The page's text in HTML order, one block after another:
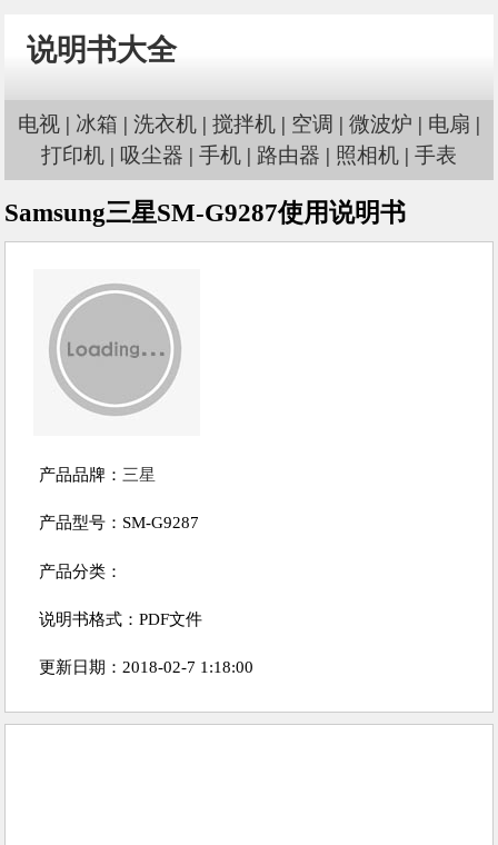
说明书大全
电视 | 冰箱 | 洗衣机 | 搅拌机 | 空调 | 微波炉 | 电扇 |
打印机 | 吸尘器 | 手机 | 路由器 | 照相机 | 手表
Samsung三星SM-G9287使用说明书
产品品牌： 三星
产品型号：SM-G9287
产品分类：
说明书格式：PDF文件
更新日期：2018-02-7 1:18:00